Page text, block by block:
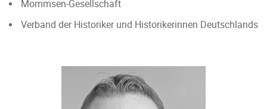
Mommsen-Gesellschaft
Verband der Historiker und Historikerinnen Deutschlands